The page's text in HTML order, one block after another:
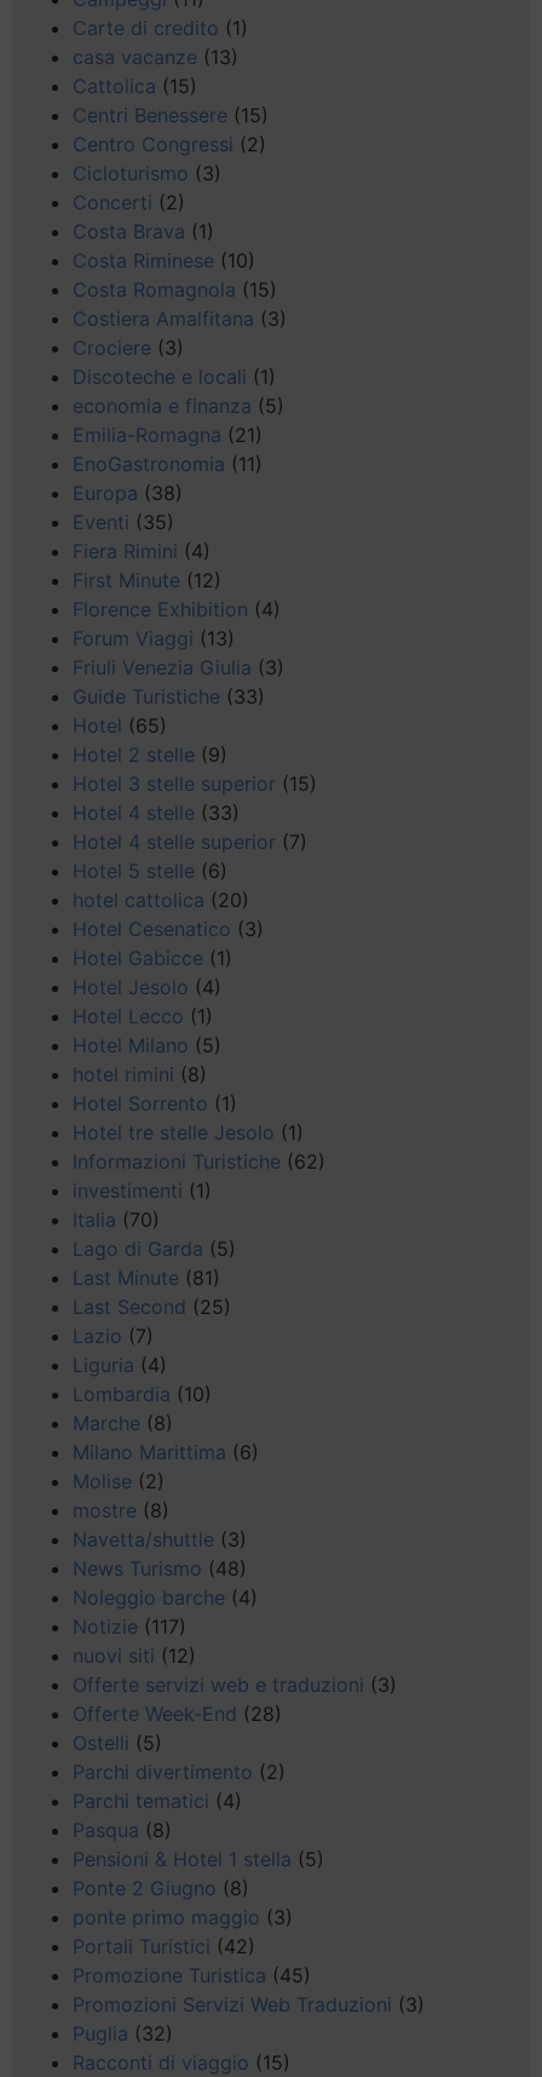
Carte di credito (1)
casa vacanze (13)
Cattolica (15)
Centri Benessere (15)
Centro Congressi (2)
Cicloturismo (3)
Concerti (2)
Costa Brava (1)
Costa Riminese (10)
Costa Romagnola (15)
Costiera Amalfitana (3)
Crociere (3)
Discoteche e locali (1)
economia e finanza (5)
Emilia-Romagna (21)
EnoGastronomia (11)
Europa (38)
Eventi (35)
Fiera Rimini (4)
First Minute (12)
Florence Exhibition (4)
Forum Viaggi (13)
Friuli Venezia Giulia (3)
Guide Turistiche (33)
Hotel (65)
Hotel 2 stelle (9)
Hotel 3 stelle superior (15)
Hotel 4 stelle (33)
Hotel 4 stelle superior (7)
Hotel 5 stelle (6)
hotel cattolica (20)
Hotel Cesenatico (3)
Hotel Gabicce (1)
Hotel Jesolo (4)
Hotel Lecco (1)
Hotel Milano (5)
hotel rimini (8)
Hotel Sorrento (1)
Hotel tre stelle Jesolo (1)
Informazioni Turistiche (62)
investimenti (1)
Italia (70)
Lago di Garda (5)
Last Minute (81)
Last Second (25)
Lazio (7)
Liguria (4)
Lombardia (10)
Marche (8)
Milano Marittima (6)
Molise (2)
mostre (8)
Navetta/shuttle (3)
News Turismo (48)
Noleggio barche (4)
Notizie (117)
nuovi siti (12)
Offerte servizi web e traduzioni (3)
Offerte Week-End (28)
Ostelli (5)
Parchi divertimento (2)
Parchi tematici (4)
Pasqua (8)
Pensioni & Hotel 1 stella (5)
Ponte 2 Giugno (8)
ponte primo maggio (3)
Portali Turistici (42)
Promozione Turistica (45)
Promozioni Servizi Web Traduzioni (3)
Puglia (32)
Racconti di viaggio (15)